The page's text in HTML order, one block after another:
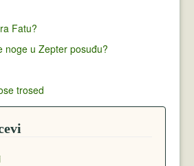
Fatu?
noge u Zepter posuđu?
trosed